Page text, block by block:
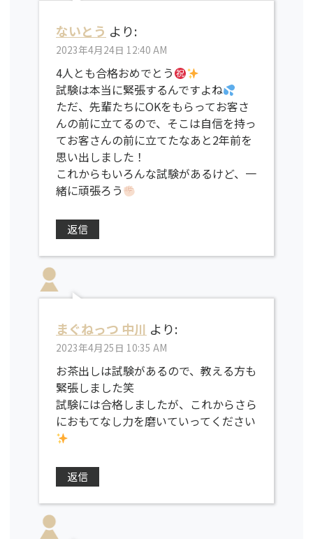
ないとう より:
2023年4月24日 12:40 AM
4人とも合格おめでとう
試験は本当に緊張するんですよね
ただ、先輩たちにOKをもらってお客さ
んの前に立てるので、そこは自信を持っ
てお客さんの前に立てたなあと2年前を
思い出しました！
これからもいろんな試験があるけど、一
緒に頑張ろう
返信
まぐねっつ 中川 より:
2023年4月25日 10:35 AM
お茶出しは試験があるので、教える方も
緊張しました笑
試験には合格しましたが、これからさら
におもてなし力を磨いていってください
返信